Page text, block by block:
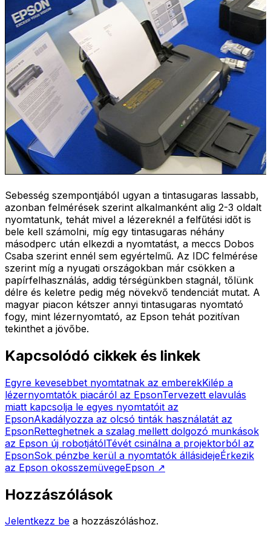
Sebesség szempontjából ugyan a tintasugaras lassabb,
azonban felmérések szerint alkalmanként alig 2-3 oldalt
nyomtatunk, tehát mivel a lézereknél a felfűtési időt is
bele kell számolni, míg egy tintasugaras néhány
másodperc után elkezdi a nyomtatást, a meccs Dobos
Csaba szerint ennél sem egyértelmű. Az IDC felmérése
szerint míg a nyugati országokban már csökken a
papírfelhasználás, addig térségünkben stagnál, tőlünk
délre és keletre pedig még növekvő tendenciát mutat. A
magyar piacon kétszer annyi tintasugaras nyomtató
fogy, mint lézernyomtató, az Epson tehát pozitívan
tekinthet a jövőbe.
Kapcsolódó cikkek és linkek
Egyre kevesebbet nyomtatnak az emberekKilép a
lézernyomtatók piacáról az EpsonTervezett elavulás
miatt kapcsolja le egyes nyomtatóit az
EpsonAkadályozza az olcsó tinták használatát az
EpsonRetteghetnek a szalag mellett dolgozó munkások
az Epson új robotjátólTévét csinálna a projektorból az
EpsonSok pénzbe kerül a nyomtatók állásidejeÉrkezik
az Epson okosszemüvegeEpson ↗
Hozzászólások
Jelentkezz be a hozzászóláshoz.